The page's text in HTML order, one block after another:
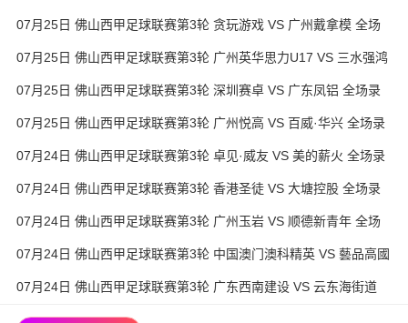
青年 全场录像
07月25日 佛山西甲足球联赛第3轮 贪玩游戏 VS 广州戴拿模 全场
录像
07月25日 佛山西甲足球联赛第3轮 广州英华思力U17 VS 三水强鸿
轩青年 全场录像
07月25日 佛山西甲足球联赛第3轮 深圳赛卓 VS 广东凤铝 全场录
07月25日 佛山西甲足球联赛第3轮 广州悦高 VS 百威·华兴 全场录
07月24日 佛山西甲足球联赛第3轮 卓见·威友 VS 美的薪火 全场录
07月24日 佛山西甲足球联赛第3轮 香港圣徒 VS 大塘控股 全场录
07月24日 佛山西甲足球联赛第3轮 广州玉岩 VS 顺德新青年 全场
录像
07月24日 佛山西甲足球联赛第3轮 中国澳门澳科精英 VS 藝品高國
際 全场录像
07月24日 佛山西甲足球联赛第3轮 广东西南建设 VS 云东海街道